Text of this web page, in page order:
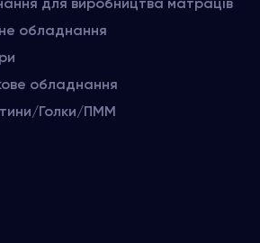
обладнання
обладнання
Голки/ПММ